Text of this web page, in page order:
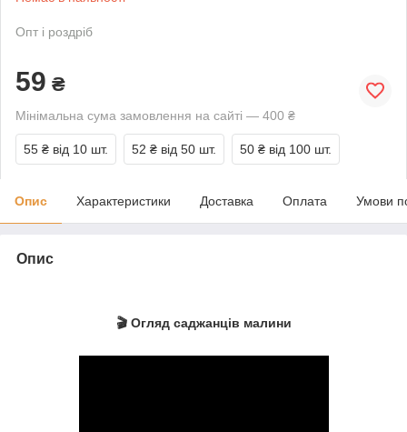
Опт і роздріб
59 ₴
Мінімальна сума замовлення на сайті — 400 ₴
55 ₴ від 10 шт. 52 ₴ від 50 шт. 50 ₴ від 100 шт.
Опис Характеристики Доставка Оплата Умови
Опис
🎬 Огляд саджанців малини